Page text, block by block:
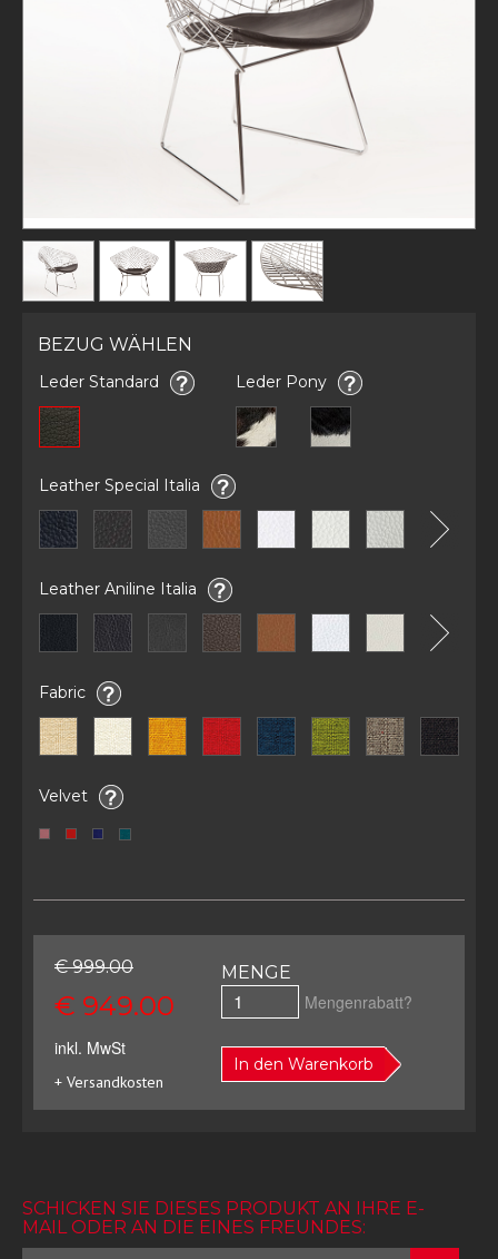
BEZUG WÄHLEN
Leder Standard Leder Pony
Leather Special Italia
Leather Aniline Italia
Fabric
Velvet
€ 999.00
€ 949.00
inkl. MwSt
+ Versandkosten
MENGE
Mengenrabatt?
In den Warenkorb
SCHICKEN SIE DIESES PRODUKT AN IHRE E-
MAIL ODER AN DIE EINES FREUNDES: